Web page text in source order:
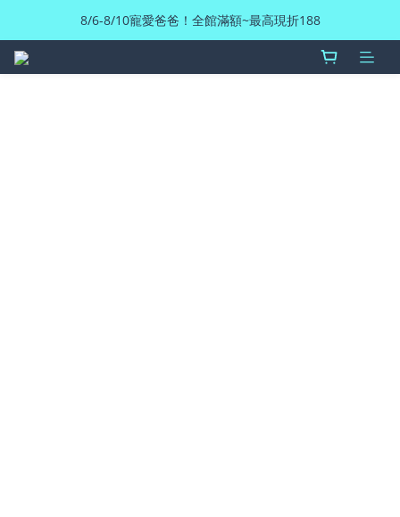
8/6-8/10寵愛爸爸！全館滿額~最高現折188